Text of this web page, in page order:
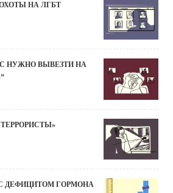
НА ЛГБТ
НУЖНО ВЫВЕЗТИ НА
ДЕФИЦИТОМ ГОРМОНА